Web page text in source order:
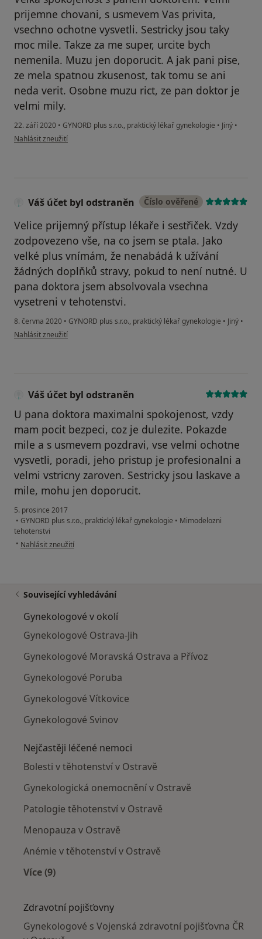
prijemne chovani, s usmevem Vas privita,
vsechno ochotne vysvetli. Sestricky jsou taky
moc mile. Takze za me super, urcite bych
nemenila. Muzu jen doporucit. A jak pani pise,
ze mela spatnou zkusenost, tak tomu se ani
neda verit. Osobne muzu rict, ze pan doktor je
velmi mily.
22. září 2020 • GYNORD plus s.r.o., praktický lékař gynekologie • Jiný •
podle názoru uživatele Renáta Březnová
Nahlásit zneužití
Váš účet byl odstraněn Číslo ověřené
Velice prijemný přístup lékaře i sestřiček. Vzdy
zodpovezeno vše, na co jsem se ptala. Jako
velké plus vnímám, že nenabádá k užívání
žádných doplňků stravy, pokud to není nutné. U
pana doktora jsem absolvovala vsechna
vysetreni v tehotenstvi.
8. června 2020 • GYNORD plus s.r.o., praktický lékař gynekologie • Jiný •
podle názoru uživatele Váš účet byl odstraněn
Nahlásit zneužití
Váš účet byl odstraněn
U pana doktora maximalni spokojenost, vzdy
mam pocit bezpeci, coz je dulezite. Pokazde
mile a s usmevem pozdravi, vse velmi ochotne
vysvetli, poradi, jeho pristup je profesionalni a
velmi vstricny zaroven. Sestricky jsou laskave a
mile, mohu jen doporucit.
5. prosince 2017
• GYNORD plus s.r.o., praktický lékař gynekologie • Mimodelozni
tehotenstvi
• podle názoru uživatele Váš účet byl odstraněn
Nahlásit zneužití
Související vyhledávání
Gynekologové v okolí
Gynekologové Ostrava-Jih
Gynekologové Moravská Ostrava a Přívoz
Gynekologové Poruba
Gynekologové Vítkovice
Gynekologové Svinov
Nejčastěji léčené nemoci
Bolesti v těhotenství v Ostravě
Gynekologická onemocnění v Ostravě
Patologie těhotenství v Ostravě
Menopauza v Ostravě
Anémie v těhotenství v Ostravě
Více (9)
Zdravotní pojišťovny
Gynekologové s Vojenská zdravotní pojišťovna ČR